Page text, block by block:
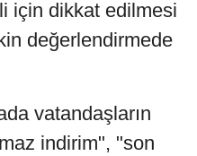
için dikkat edilmesi
değerlendirmede
vatandaşların
indirim", "son